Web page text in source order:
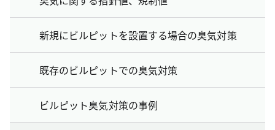
新規にビルピットを設置する場合の臭気対策
既存のビルピットでの臭気対策
ビルピット臭気対策の事例